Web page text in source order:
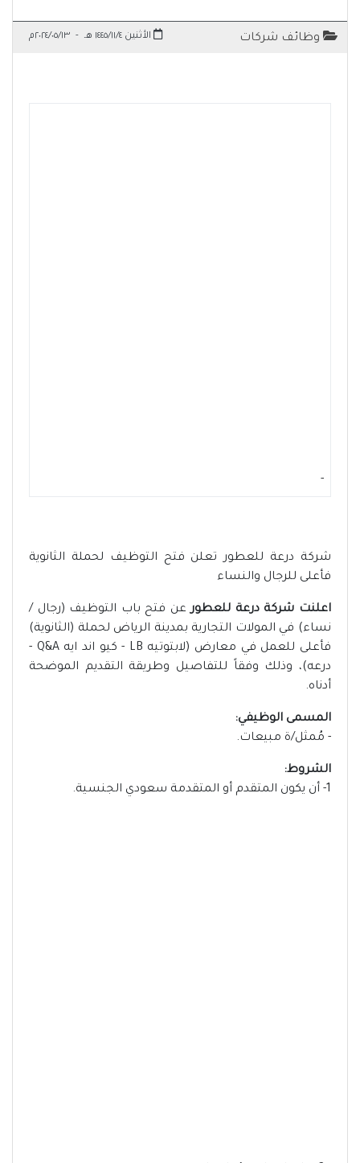
وظائف شركات الأثنين ١٤٤٥/١١/٤ هـ - ٢٠٢٤/٠٥/١٣م
-
شركة درعة للعطور تعلن فتح التوظيف لحملة الثانوية
فأعلى للرجال والنساء
اعلنت شركة درعة للعطورعن فتح باب التوظيف (رجال /
نساء) في المولات التجارية بمدينة الرياض لحملة (الثانوية)
فأعلى للعمل في معارض (لابتوتيه LB - ⁠كيو اند ايه Q&A -
⁠درعه)، وذلك وفقاً للتفاصيل وطريقة التقديم الموضحة
أدناه.
‏المسمى الوظيفي:
- مُمثل/ة مبيعات. ‏
الشروط:
1- أن يكون المتقدم أو المتقدمة سعودي الجنسية.